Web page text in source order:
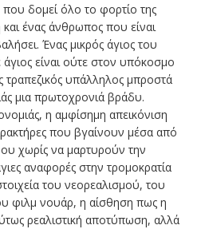
που δομεί όλο το φορτίο της
ένας άνθρωπος που είναι
Ένας μικρός άγιος του
είναι ούτε στον υπόκοσμο
τραπεζικός υπάλληλος μπροστά
μια πρωτοχρονιά βράδυ.
η αμφίσημη απεικόνιση
που βγαίνουν μέσα από
χωρίς να μαρτυρούν την
αναφορές στην τρομοκρατία
του νεορεαλισμού, του
φιλμ νουάρ, η αίσθηση πως η
ρεαλιστική αποτύπωση, αλλά